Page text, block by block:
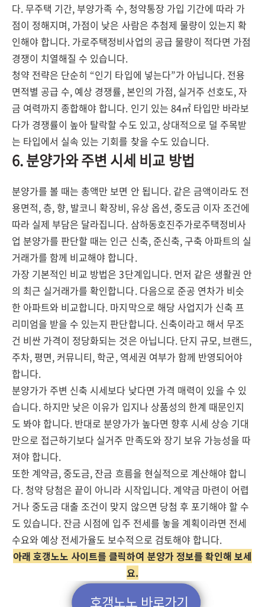
다. 무주택 기간, 부양가족 수, 청약통장 가입 기간에 따라 가
점이 정해지며, 가점이 낮은 사람은 추첨제 물량이 있는지 확
인해야 합니다. 가로주택정비사업의 공급 물량이 적다면 가점
경쟁이 치열해질 수 있습니다.
청약 전략은 단순히 “인기 타입에 넣는다”가 아닙니다. 전용
면적별 공급 수, 예상 경쟁률, 본인의 가점, 실거주 선호도, 자
금 여력까지 종합해야 합니다. 인기 있는 84㎡ 타입만 바라보
다가 경쟁률이 높아 탈락할 수도 있고, 상대적으로 덜 주목받
는 타입에서 실속 있는 기회를 찾을 수도 있습니다.
6. 분양가와 주변 시세 비교 방법
분양가를 볼 때는 총액만 보면 안 됩니다. 같은 금액이라도 전
용면적, 층, 향, 발코니 확장비, 유상 옵션, 중도금 이자 조건에
따라 실제 부담은 달라집니다. 삼하동호진주가로주택정비사
업 분양가를 판단할 때는 인근 신축, 준신축, 구축 아파트의 실
거래가를 함께 비교해야 합니다.
가장 기본적인 비교 방법은 3단계입니다. 먼저 같은 생활권 안
의 최근 실거래가를 확인합니다. 다음으로 준공 연차가 비슷
한 아파트와 비교합니다. 마지막으로 해당 사업지가 신축 프
리미엄을 받을 수 있는지 판단합니다. 신축이라고 해서 무조
건 비싼 가격이 정당화되는 것은 아닙니다. 단지 규모, 브랜드,
주차, 평면, 커뮤니티, 학군, 역세권 여부가 함께 반영되어야
합니다.
분양가가 주변 신축 시세보다 낮다면 가격 매력이 있을 수 있
습니다. 하지만 낮은 이유가 입지나 상품성의 한계 때문인지
도 봐야 합니다. 반대로 분양가가 높다면 향후 시세 상승 기대
만으로 접근하기보다 실거주 만족도와 장기 보유 가능성을 따
져야 합니다.
또한 계약금, 중도금, 잔금 흐름을 현실적으로 계산해야 합니
다. 청약 당첨은 끝이 아니라 시작입니다. 계약금 마련이 어렵
거나 중도금 대출 조건이 맞지 않으면 당첨 후 포기해야 할 수
도 있습니다. 잔금 시점에 입주 전세를 놓을 계획이라면 전세
수요와 예상 전세가율도 보수적으로 검토해야 합니다.
아래 호갱노노 사이트를 클릭하여 분양가 정보를 확인해 보세
요.